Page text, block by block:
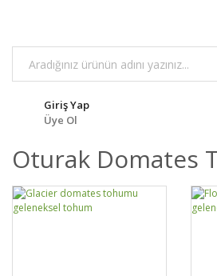
Giriş Yap
Üye Ol
Oturak Domates